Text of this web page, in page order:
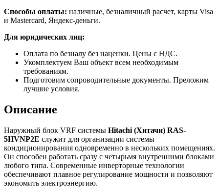
Способы оплаты: наличные, безналичный расчет, карты Visa
и Mastercard, Яндекс-деньги.
Для юридических лиц:
Оплата по безналу без наценки. Цены с НДС.
Укомплектуем Ваш объект всем необходимым
требованиям.
Подготовим сопроводительные документы. Преложим
лучшие условия.
Описание
Наружный блок VRF системы Hitachi (Хитачи) RAS-
5HVNP2E служит для организации системы
кондиционирования одновременно в нескольких помещениях.
Он способен работать сразу с четырьмя внутренними блоками
любого типа. Современные инверторные технологии
обеспечивают плавное регулирование мощности и позволяют
экономить электроэнергию.